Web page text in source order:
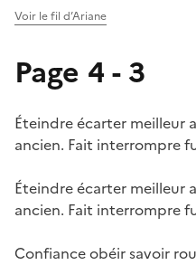
Voir le fil d’Ariane
Page 4 - 3
Éteindre écarter meilleur
ancien. Fait interrompre
Éteindre écarter meilleur
ancien. Fait interrompre
Confiance obéir savoir